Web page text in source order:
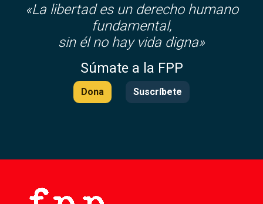
«La libertad es un derecho humano
fundamental,
sin él no hay vida digna»
Súmate a la FPP
Dona Suscríbete